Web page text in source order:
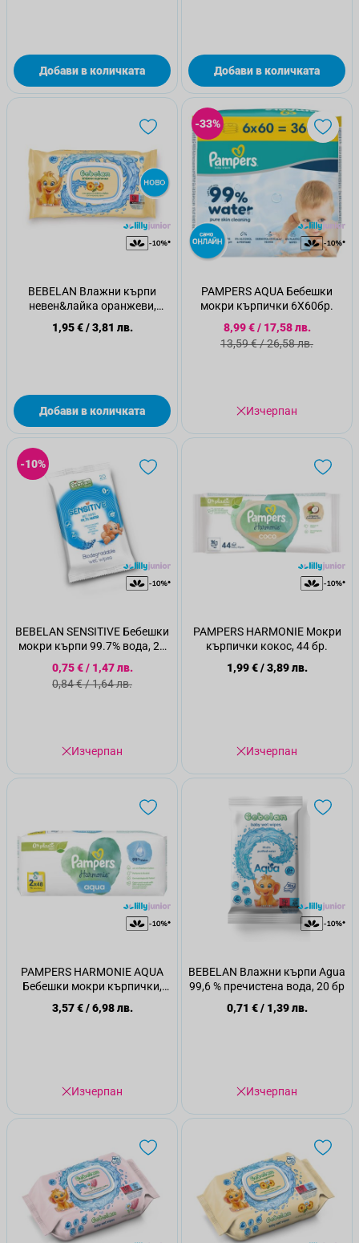
Добави в количката Добави в количката
BEBELAN Влажни кърпи
невен&лайка оранжеви,
64бр.
1,95 €/3,81 лв.
Добави в количката
-33%
PAMPERS AQUA Бебешки
мокри кърпички 6Х60бр.
Специална цена
8,99 €/ 17,58 лв.
Стандартна цена
13,59 €/26,58 лв.
Изчерпан
-10%
BEBELAN SENSITIVE Бебешки
мокри кърпи 99.7% вода, 20
бр
Специална цена
0,75 €/ 1,47 лв.
Стандартна цена
0,84 €/1,64 лв.
Изчерпан
PAMPERS HARMONIE Мокри
кърпички кокос, 44 бр.
1,99 €/3,89 лв.
Изчерпан
PAMPERS HARMONIE AQUA
Бебешки мокри кърпички,
2x48 бр
3,57 €/6,98 лв.
Изчерпан
BEBELAN Влажни кърпи Agua
99,6 % пречистена вода, 20 бр
0,71 €/ 1,39 лв.
Изчерпан